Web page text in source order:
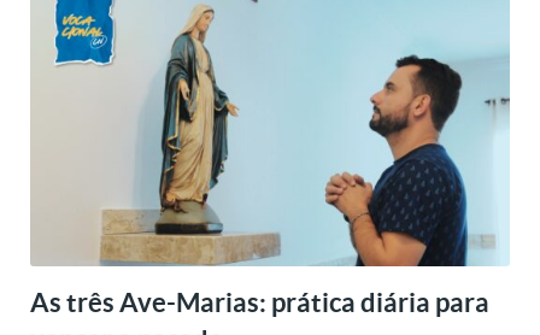
As três Ave-Marias: prática diária para